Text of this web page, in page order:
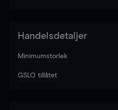
Handelsdetaljer
Minimumstorlek
GSLO tillåtet